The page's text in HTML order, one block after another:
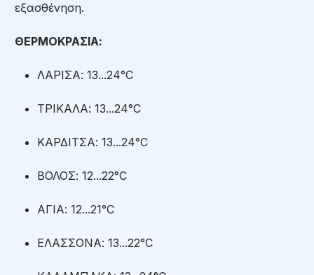
εξασθένηση.
ΘΕΡΜΟΚΡΑΣΙΑ:
ΛΑΡΙΣΑ: 13...24°C
ΤΡΙΚΑΛΑ: 13...24°C
ΚΑΡΔΙΤΣΑ: 13...24°C
ΒΟΛΟΣ: 12...22°C
ΑΓΙΑ: 12...21°C
ΕΛΑΣΣΟΝΑ: 13...22°C